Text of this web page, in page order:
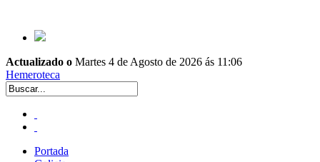
Actualizado o Martes 4 de Agosto de 2026 ás 11:06
Hemeroteca
Portada